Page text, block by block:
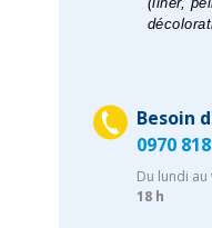
Besoin
0970
Du lundi
18 h